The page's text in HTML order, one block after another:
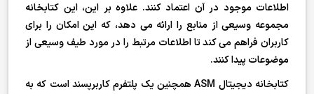
اطلاعات موجود در آن اعتماد کنند. علاوه بر این، این کتابخانه
مجموعه وسیعی از منابع را ارائه می دهد، که این امکان را برای
کاربران فراهم می کند تا اطلاعات مرتبط را در مورد طیف وسیعی از
موضوعات پیدا کنند.
کتابخانه دیجیتال ASM همچنین یک پلتفرم کاربرپسند است که به